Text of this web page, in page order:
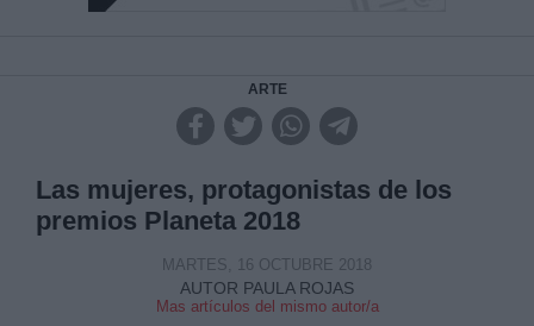
ARTE
Las mujeres, protagonistas de los
premios Planeta 2018
AUTOR PAULA ROJAS
Mas artículos del mismo autor/a
MARTES, 16 OCTUBRE 2018
Destinatarios: